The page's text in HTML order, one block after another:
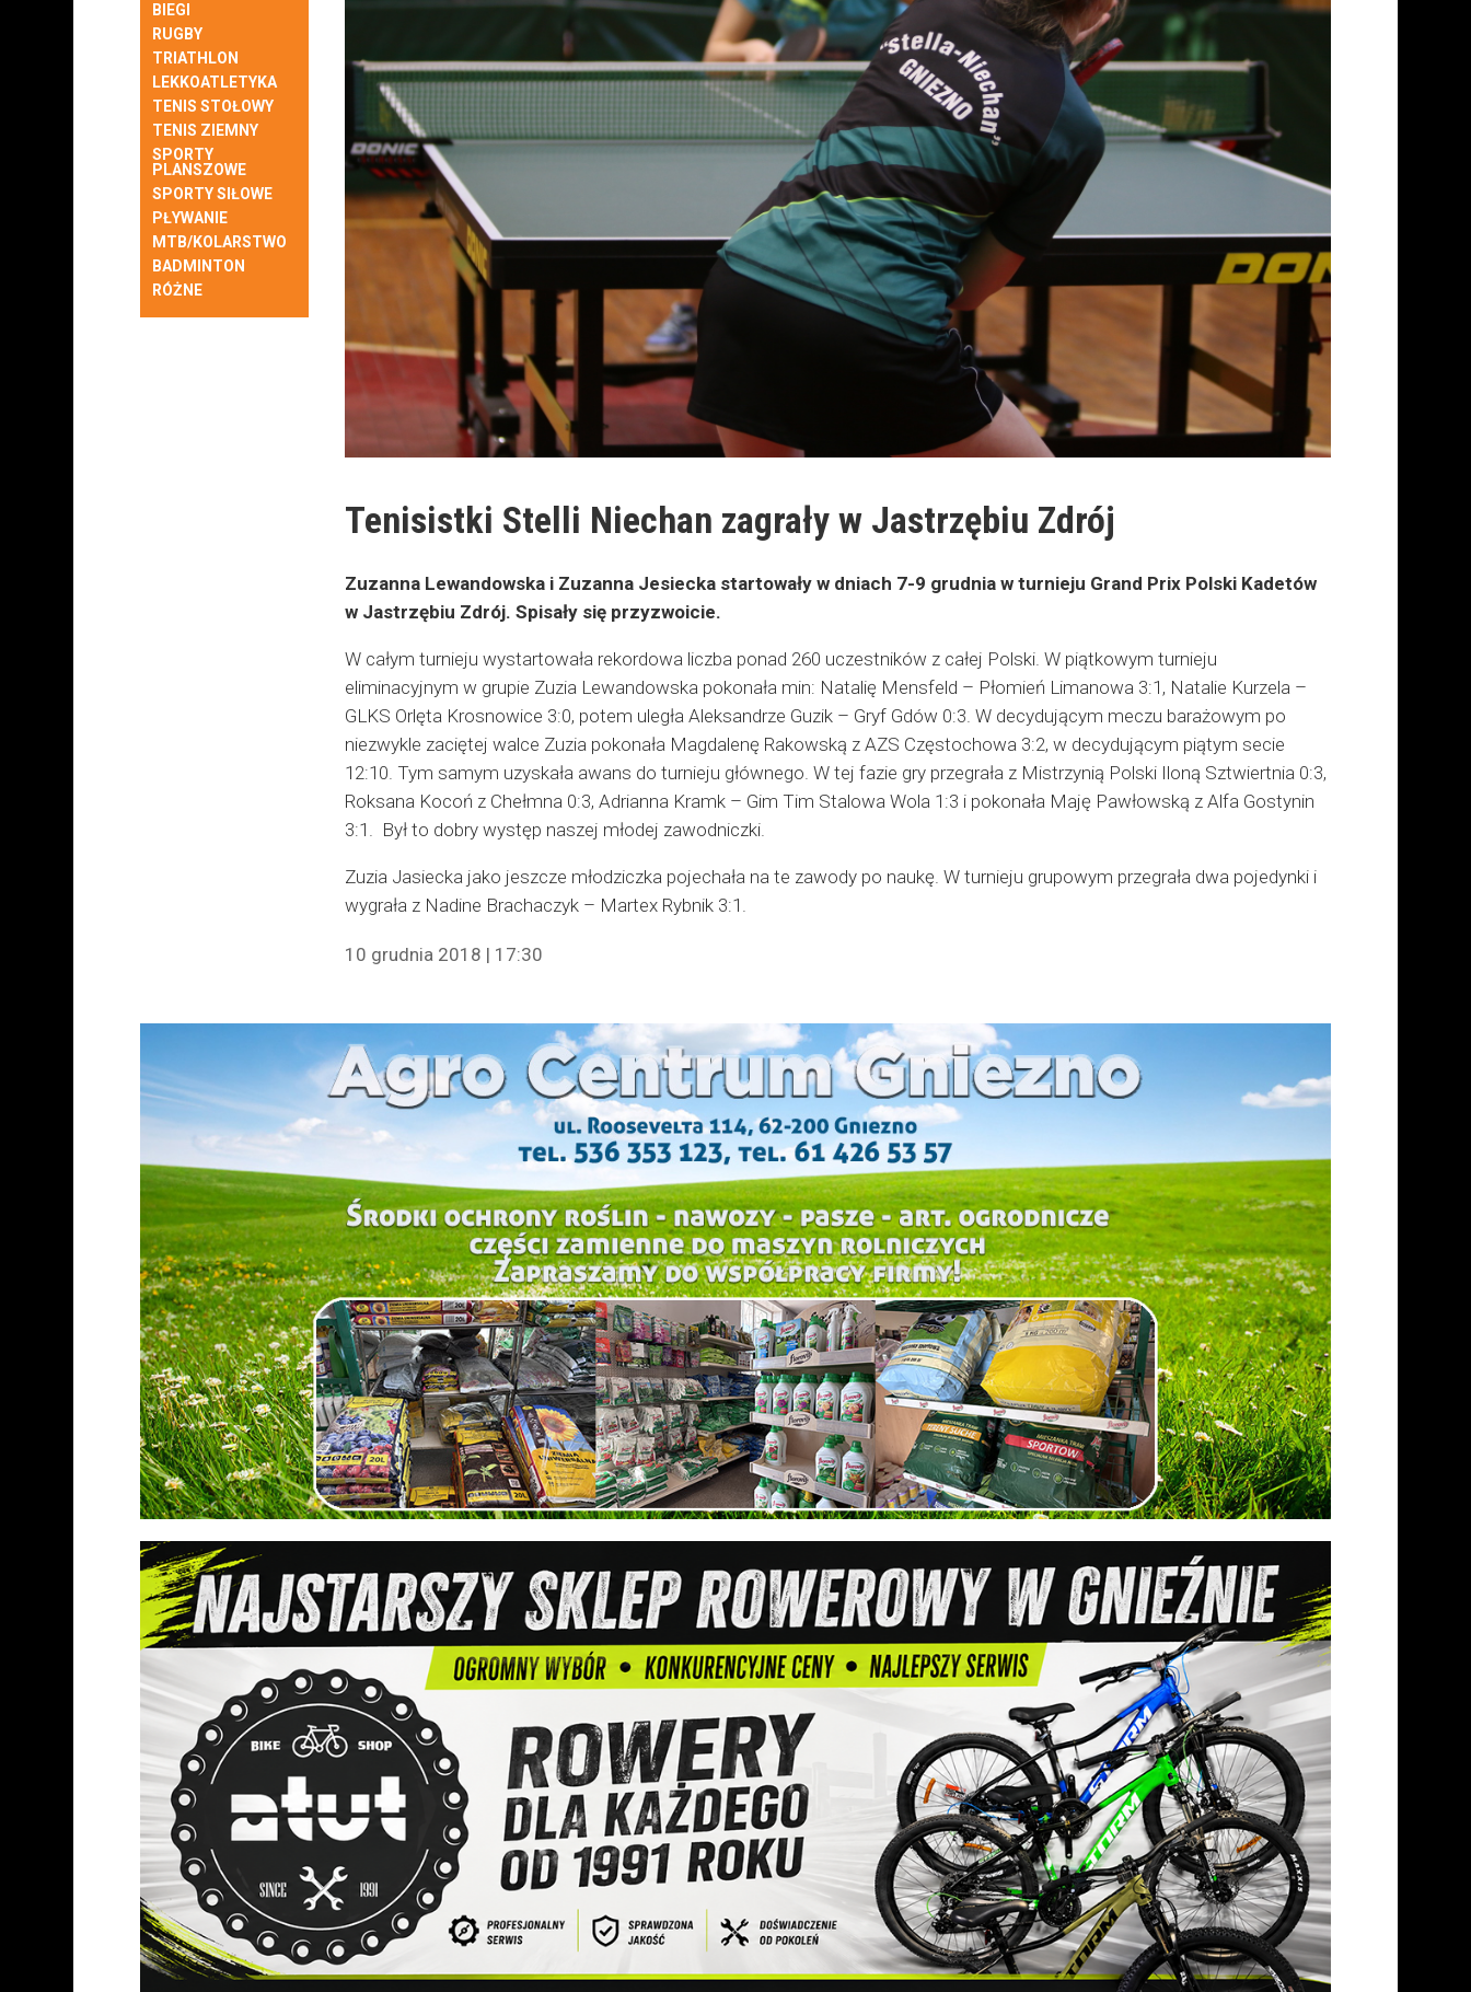
BIEGI
RUGBY
TRIATHLON
LEKKOATLETYKA
TENIS STOŁOWY
TENIS ZIEMNY
SPORTY
PLANSZOWE
SPORTY SIŁOWE
PŁYWANIE
MTB/KOLARSTWO
BADMINTON
RÓŻNE
Tenisistki Stelli Niechan zagrały w Jastrzębiu Zdrój
Zuzanna Lewandowska i Zuzanna Jesiecka startowały w dniach 7-9 grudnia w turnieju Grand Prix Polski Kadetów
w Jastrzębiu Zdrój. Spisały się przyzwoicie.
W całym turnieju wystartowała rekordowa liczba ponad 260 uczestników z całej Polski. W piątkowym turnieju
eliminacyjnym w grupie Zuzia Lewandowska pokonała min: Natalię Mensfeld – Płomień Limanowa 3:1, Natalie Kurzela –
GLKS Orlęta Krosnowice 3:0, potem uległa Aleksandrze Guzik – Gryf Gdów 0:3. W decydującym meczu barażowym po
niezwykle zaciętej walce Zuzia pokonała Magdalenę Rakowską z AZS Częstochowa 3:2, w decydującym piątym secie
12:10. Tym samym uzyskała awans do turnieju głównego. W tej fazie gry przegrała z Mistrzynią Polski Iloną Sztwiertnia 0:3,
Roksana Kocoń z Chełmna 0:3, Adrianna Kramk – Gim Tim Stalowa Wola 1:3 i pokonała Maję Pawłowską z Alfa Gostynin
3:1.
Był to dobry występ naszej młodej zawodniczki.
Zuzia Jasiecka jako jeszcze młodziczka pojechała na te zawody po naukę. W turnieju grupowym przegrała dwa pojedynki i
wygrała z Nadine Brachaczyk – Martex Rybnik 3:1.
10 grudnia 2018 | 17:30